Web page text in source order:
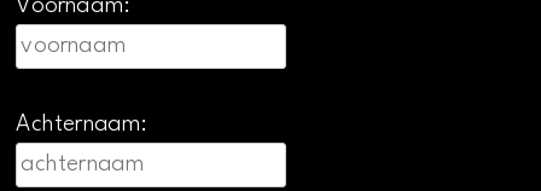
Voornaam:
Achternaam: